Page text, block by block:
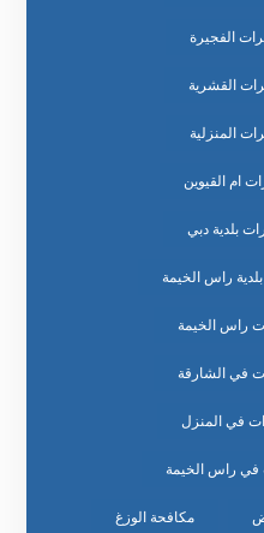
الفجيرة
القشرية
المنزلية
ام القيوين
بلدية دبي
راس الخيمة
راس الخيمة
في الشارقة
في المنزل
في راس الخيمة
مكافحة الوزغ